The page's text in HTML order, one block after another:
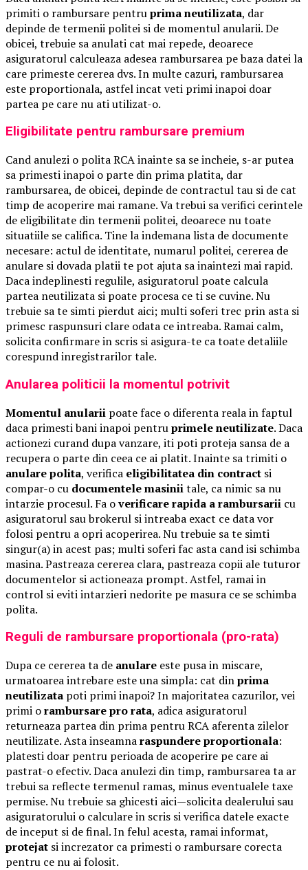
primiti o rambursare pentruprima neutilizata, dar
depinde de termenii politei si de momentul anularii. De
obicei, trebuie sa anulati cat mai repede, deoarece
asiguratorul calculeaza adesea rambursarea pe baza datei la
care primeste cererea dvs. In multe cazuri, rambursarea
este proportionala, astfel incat veti primi inapoi doar
partea pe care nu ati utilizat-o.
Eligibilitate pentru rambursare premium
Cand anulezi o polita RCA inainte sa se incheie, s-ar putea
sa primesti inapoi o parte din prima platita, dar
rambursarea, de obicei, depinde de contractul tau si de cat
timp de acoperire mai ramane. Va trebui sa verifici cerintele
de eligibilitate din termenii politei, deoarece nu toate
situatiile se califica. Tine la indemana lista de documente
necesare: actul de identitate, numarul politei, cererea de
anulare si dovada platii te pot ajuta sa inaintezi mai rapid.
Daca indeplinesti regulile, asiguratorul poate calcula
partea neutilizata si poate procesa ce ti se cuvine. Nu
trebuie sa te simti pierdut aici; multi soferi trec prin asta si
primesc raspunsuri clare odata ce intreaba. Ramai calm,
solicita confirmare in scris si asigura-te ca toate detaliile
corespund inregistrarilor tale.
Anularea politicii la momentul potrivit
Momentul anularii poate face o diferenta reala in faptul
daca primesti bani inapoi pentruprimele neutilizate. Daca
actionezi curand dupa vanzare, iti poti proteja sansa de a
recupera o parte din ceea ce ai platit. Inainte sa trimiti o
anulare polita, verifica eligibilitatea din contract si
compar-o cu documentele masiniitale, ca nimic sa nu
intarzie procesul. Fa overificare rapida a rambursarii cu
asiguratorul sau brokerul si intreaba exact ce data vor
folosi pentru a opri acoperirea. Nu trebuie sa te simti
singur(a) in acest pas; multi soferi fac asta cand isi schimba
masina. Pastreaza cererea clara, pastreaza copii ale tuturor
documentelor si actioneaza prompt. Astfel, ramai in
control si eviti intarzieri nedorite pe masura ce se schimba
polita.
Reguli de rambursare proportionala (pro-rata)
Dupa ce cererea ta de anulare este pusa in miscare,
urmatoarea intrebare este una simpla: cat dinprima
neutilizata poti primi inapoi? In majoritatea cazurilor, vei
primi orambursare pro rata, adica asiguratorul
returneaza partea din prima pentru RCA aferenta zilelor
neutilizate. Asta inseamnaraspundere proportionala:
platesti doar pentru perioada de acoperire pe care ai
pastrat-o efectiv. Daca anulezi din timp, rambursarea ta ar
trebui sa reflecte termenul ramas, minus eventualele taxe
permise. Nu trebuie sa ghicesti aici—solicita dealerului sau
asiguratorului o calculare in scris si verifica datele exacte
de inceput si de final. In felul acesta, ramai informat,
protejat si increzator ca primesti o rambursare corecta
pentru ce nu ai folosit.